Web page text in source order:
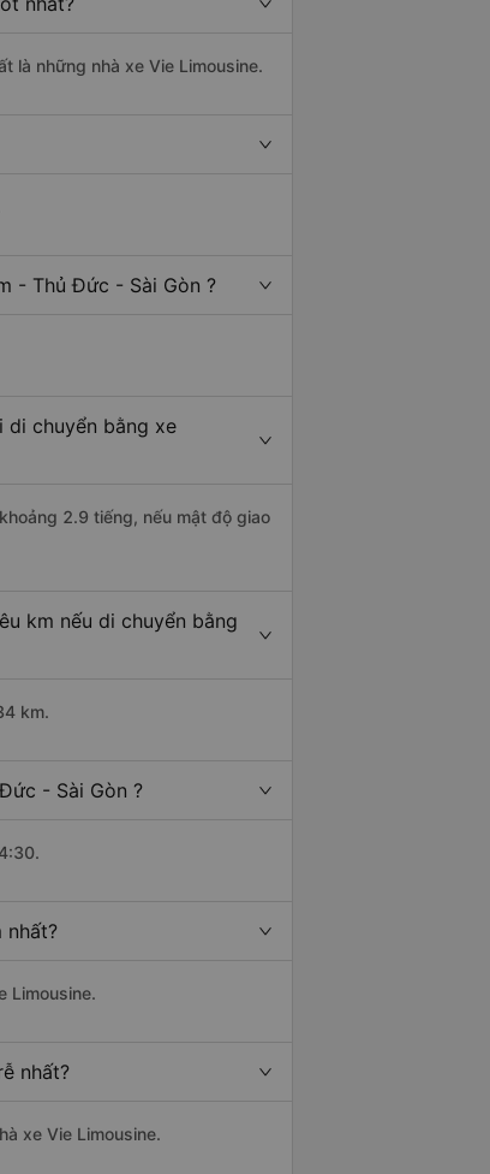
là những nhà xe Vie Limousine.
- Thủ Đức - Sài Gòn ?
di chuyển bằng xe
2.9 tiếng, nếu mật độ giao
km nếu di chuyển bằng
km.
- Sài Gòn ?
nhất?
Limousine.
nhất?
xe Vie Limousine.